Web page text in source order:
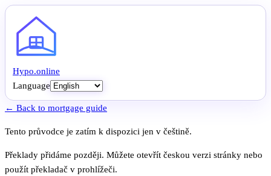
Hypo.online
Language
← Back to mortgage guide
Tento průvodce je zatím k dispozici jen v češtině.
Překlady přidáme později. Můžete otevřít českou verzi stránky nebo
použít překladač v prohlížeči.